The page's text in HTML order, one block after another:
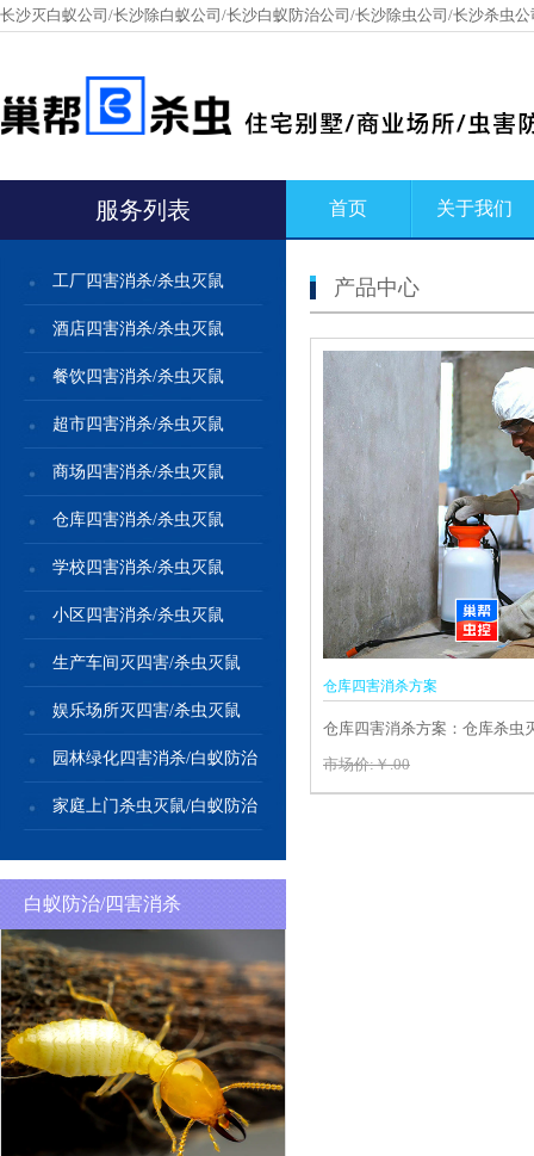
长沙灭白蚁公司/长沙除白蚁公司/长沙白蚁防治公司/长沙除虫公司/长沙杀虫
服务列表 首页 关于我们
工厂四害消杀/杀虫灭鼠
酒店四害消杀/杀虫灭鼠
餐饮四害消杀/杀虫灭鼠
超市四害消杀/杀虫灭鼠
商场四害消杀/杀虫灭鼠
仓库四害消杀/杀虫灭鼠
学校四害消杀/杀虫灭鼠
小区四害消杀/杀虫灭鼠
生产车间灭四害/杀虫灭鼠
娱乐场所灭四害/杀虫灭鼠
园林绿化四害消杀/白蚁防治
家庭上门杀虫灭鼠/白蚁防治
白蚁防治/四害消杀
产品中心
仓库四害消杀方案
仓库四害消杀方案：仓库杀虫
储中心灭四害除四害，仓库库
市场价:￥.00